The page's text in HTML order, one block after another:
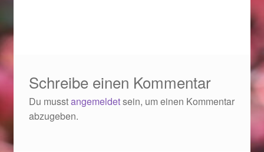
Halloween Schmuck online kaufen 2015
Halloween Schmuck online kaufen 2017
Schreibe einen Kommentar
Du musstangemeldetsein, um einen Kommentar
abzugeben.